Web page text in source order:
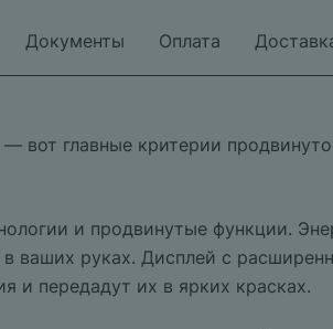
Документы Оплата
вот главные критерии
и продвинутые функции.
ваших руках. Дисплей с
и передадут их в ярких красках.